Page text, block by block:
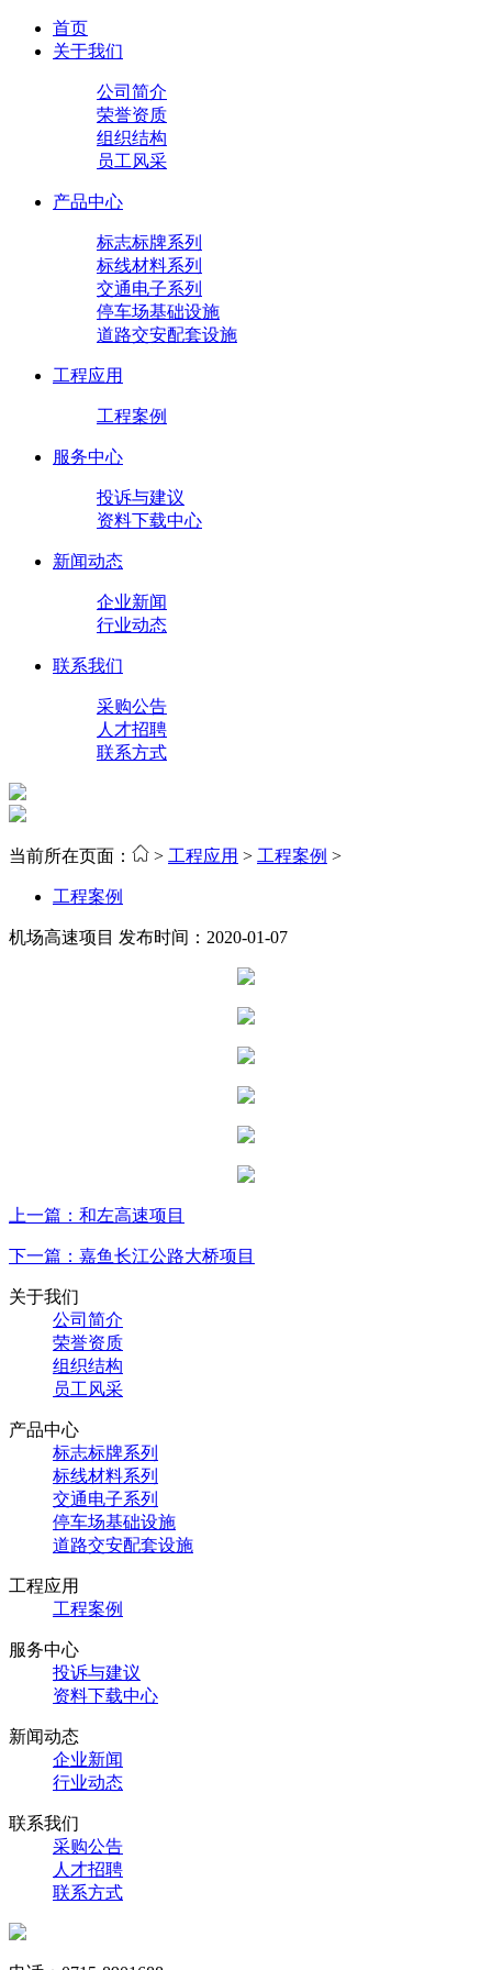
首页
关于我们
公司简介
荣誉资质
组织结构
员工风采
产品中心
标志标牌系列
标线材料系列
交通电子系列
停车场基础设施
道路交安配套设施
工程应用
工程案例
服务中心
投诉与建议
资料下载中心
新闻动态
企业新闻
行业动态
联系我们
采购公告
人才招聘
联系方式
当前所在页面： > 工程应用 > 工程案例 >
工程案例
机场高速项目 发布时间：2020-01-07
上一篇：和左高速项目
下一篇：嘉鱼长江公路大桥项目
关于我们
公司简介
荣誉资质
组织结构
员工风采
产品中心
标志标牌系列
标线材料系列
交通电子系列
停车场基础设施
道路交安配套设施
工程应用
工程案例
服务中心
投诉与建议
资料下载中心
新闻动态
企业新闻
行业动态
联系我们
采购公告
人才招聘
联系方式